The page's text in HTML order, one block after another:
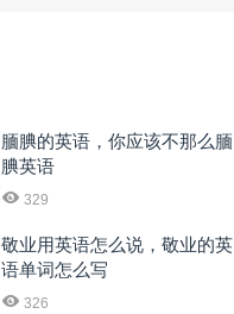
腼腆的英语，你应该不那么腼
腆英语
329
敬业用英语怎么说，敬业的英
语单词怎么写
326